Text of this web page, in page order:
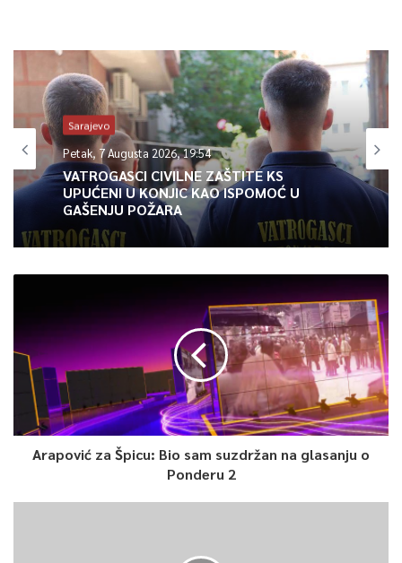
Sarajevo
Petak, 7 Augusta 2026, 19:54
VATROGASCI CIVILNE ZAŠTITE KS
UPUĆENI U KONJIC KAO ISPOMOĆ U
GAŠENJU POŽARA
Arapović za Špicu: Bio sam suzdržan na glasanju o
Ponderu 2